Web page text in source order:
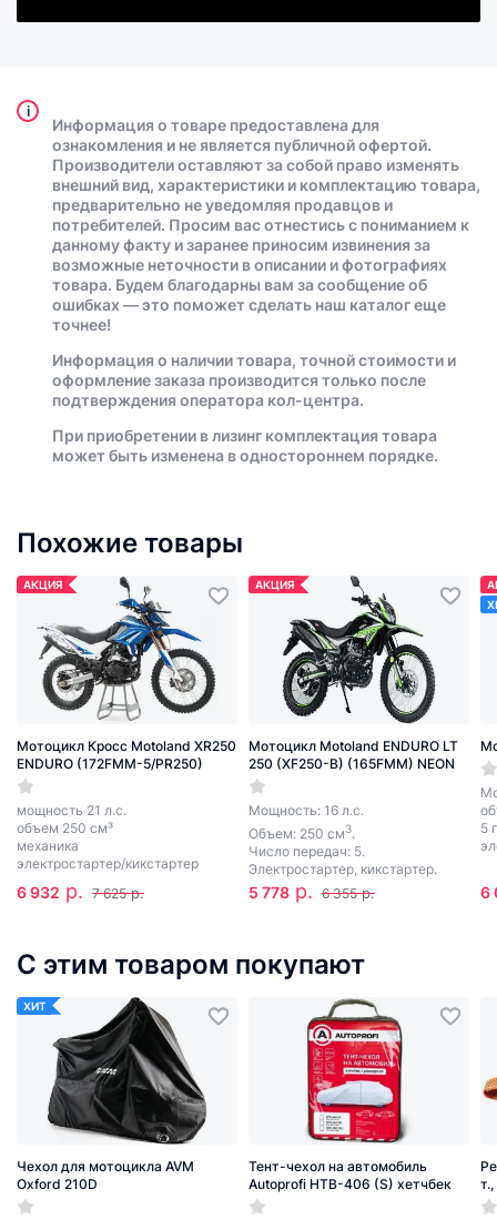
i
Информация о товаре предоставлена для
ознакомления и не является публичной офертой.
Производители оставляют за собой право изменять
внешний вид, характеристики и комплектацию товара,
предварительно не уведомляя продавцов и
потребителей. Просим вас отнестись с пониманием к
данному факту и заранее приносим извинения за
возможные неточности в описании и фотографиях
товара. Будем благодарны вам за сообщение об
ошибках — это поможет сделать наш каталог еще
точнее!
Информация о наличии товара, точной стоимости и
оформление заказа производится только после
подтверждения оператора кол-центра.
При приобретении в лизинг комплектация товара
может быть изменена в одностороннем порядке.
Похожие товары
АКЦИЯ
Мотоцикл Кросс Motoland XR250
ENDURO (172FMM-5/PR250)
мощность 21 л.с.
объем 250 см³
механика
электростартер/кикстартер
6 932 р. 7 625 р.
АКЦИЯ
Мотоцикл Motoland ENDURO LT
250 (XF250-B) (165FMM) NEON
Мощность: 16 л.с.
Объем: 250 см3.
Число передач: 5.
Электростартер, кикстартер.
5 778 р. 6 355 р.
5
6
С этим товаром покупают
ХИТ
Чехол для мотоцикла AVM
Oxford 210D
Тент-чехол на автомобиль
Autoprofi HTB-406 (S) хетчбек